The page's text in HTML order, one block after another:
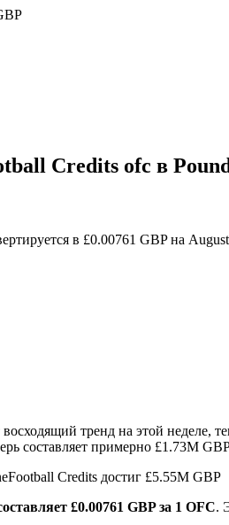
в качестве обеспечения
Credits ofc в
в £0.00761 GBP на
тренд на этой неделе,
составляет примерно £1.73M
Credits достиг £5.55M GBP
£0.00761 GBP за 1 OFC.